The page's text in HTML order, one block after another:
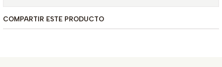
COMPARTIR ESTE PRODUCTO